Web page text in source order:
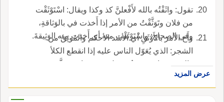
تقول: واثَقْتُه بالله لأَفْعلنَّ كذ وكذا ويقال: اسْتَوْثَقْت
من فلان وتَوَثَّقْتُ من الأمر إذا أَخذت في بالوَثاقةِ،
وفي الصحاح: واسْتَوْثَقْت منه أي أَخذت منه الوَثِيقةَ.
وأَخ الأمر بالأَوْثَقِ أي الأشد الأحكم والمُوثِقُ من
الشجر: الذي يُعَوّل الناس عليه إذا انقطع الكلأ
والشجر وناقة وثِيقةٌ وجمل وَثيقٌ وناقة مُوَثَّقة
الخلق: مُحْكمة.عرض المزيد